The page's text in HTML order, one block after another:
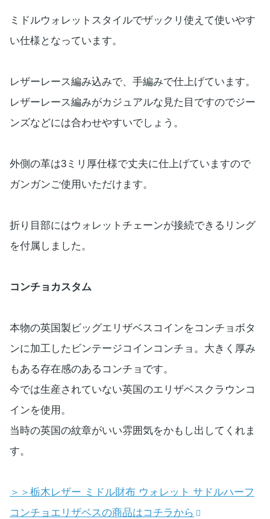
ミドルウォレットスタイルでザックリ使えて使いやす
い仕様となっています。
レザーレース編み込みで、手編みで仕上げています。
レザーレース編みがカジュアルな見た目ですのでジー
ンズなどには合わせやすいでしょう。
外側の革は3ミリ厚仕様で丈夫に仕上げていますので
ガンガンご使用いただけます。
折り目部にはウォレットチェーンが接続できるリング
を付属しました。
コンチョカスタム
本物の英国製ビッグエリザベスコインをコンチョボタ
ンに加工したビンテージコインコンチョ。大きく厚み
もある存在感のあるコンチョです。
今では生産されていない英国のエリザベスクラウンコ
インを使用。
当時の英国の紋章がいい雰囲気をかもし出してくれま
す。
＞＞栃木レザー ミドル財布 ウォレット サドルハーフ
コンチョエリザベスの商品はコチラから